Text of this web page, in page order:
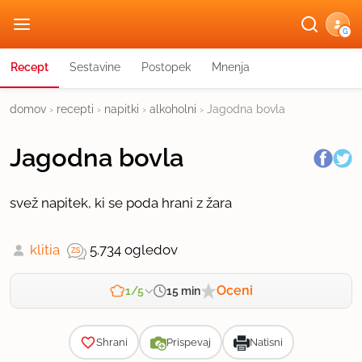
G
Recept Sestavine Postopek Mnenja
domov › recepti › napitki › alkoholni › Jagodna bovla
Jagodna bovla
svež napitek, ki se poda hrani z žara
klitia 5.734 ogledov
1/5 15 min Oceni
Shrani Prispevaj Natisni